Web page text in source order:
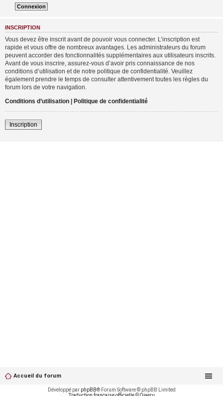
INSCRIPTION
Vous devez être inscrit avant de pouvoir vous connecter. L’inscription est
rapide et vous offre de nombreux avantages. Les administrateurs du forum
peuvent accorder des fonctionnalités supplémentaires aux utilisateurs inscrits.
Avant de vous inscrire, assurez-vous d’avoir pris connaissance de nos
conditions d’utilisation et de notre politique de confidentialité. Veuillez
également prendre le temps de consulter attentivement toutes les règles du
forum lors de votre navigation.
Conditions d’utilisation | Politique de confidentialité
Inscription
Accueil du forum
Développé par phpBB® Forum Software © phpBB Limited